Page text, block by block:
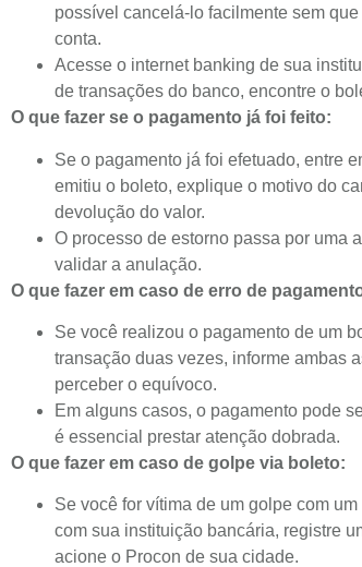
possível cancelá-lo facilmente sem
conta.
Acesse o internet banking de sua
de transações do banco, encontre o
O que fazer se o pagamento já foi feito:
Se o pagamento já foi efetuado, entre
emitiu o boleto, explique o motivo do
devolução do valor.
O processo de estorno passa por uma
validar a anulação.
O que fazer em caso de erro de
Se você realizou o pagamento de um
transação duas vezes, informe ambas
perceber o equívoco.
Em alguns casos, o pagamento pode
é essencial prestar atenção dobrada.
O que fazer em caso de golpe via boleto:
Se você for vítima de um golpe com
com sua instituição bancária, registre
acione o Procon de sua cidade.